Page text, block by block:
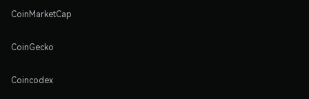
CoinMarketCap
CoinGecko
Coincodex